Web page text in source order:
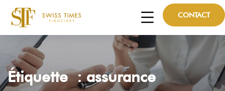
CONTACT
Étiquette :assurance